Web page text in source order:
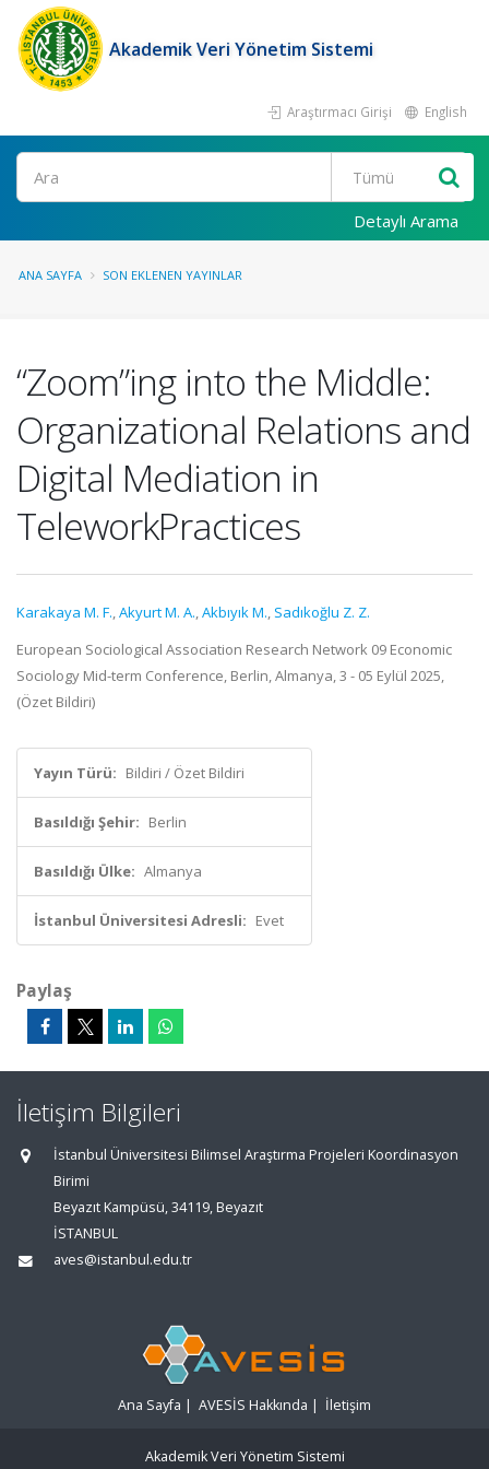
Akademik Veri Yönetim Sistemi
Araştırmacı Girişi English
Ara
Detaylı Arama
ANA SAYFA SON EKLENEN YAYINLAR
“Zoom”ing into the Middle:
Organizational Relations and
Digital Mediation in
TeleworkPractices
Karakaya M. F.,Akyurt M. A.,Akbıyık M., Sadıkoğlu Z. Z.
European Sociological Association Research Network 09 Economic
Sociology Mid-term Conference, Berlin, Almanya, 3 - 05 Eylül 2025,
(Özet Bildiri)
Yayın Türü: Bildiri / Özet Bildiri
Basıldığı Şehir: Berlin
Basıldığı Ülke: Almanya
İstanbul Üniversitesi Adresli: Evet
Paylaş
İletişim Bilgileri
İstanbul Üniversitesi Bilimsel Araştırma Projeleri Koordinasyon
Birimi
Beyazıt Kampüsü, 34119, Beyazıt
İSTANBUL
aves@istanbul.edu.tr
Ana Sayfa | AVESİS Hakkında | İletişim
Akademik Veri Yönetim Sistemi